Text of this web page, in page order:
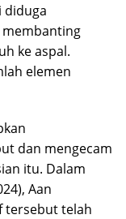
diduga
ke aspal.
elemen
dan mengecam
itu. Dalam
Aan
tersebut telah